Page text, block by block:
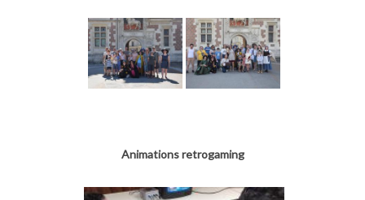
Animations retrogaming